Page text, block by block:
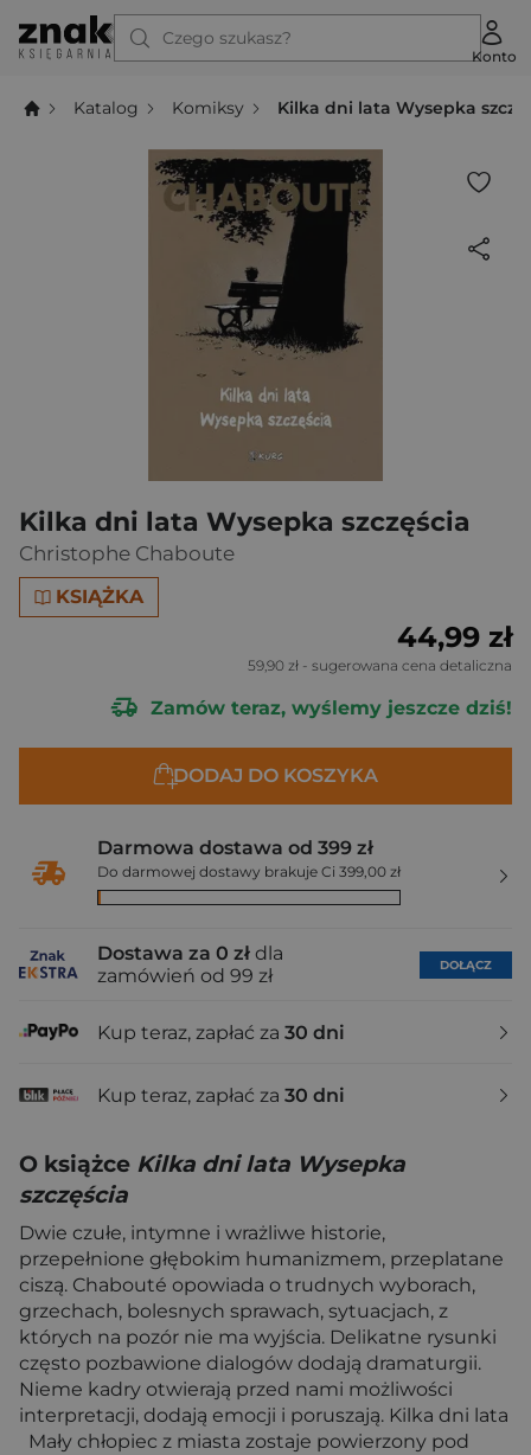
Czego szukasz?
Konto
Katalog Komiksy Kilka dni lata Wysepka
Kilka dni lata Wysepka szczęścia
Christophe Chaboute
KSIĄŻKA
44,99 zł
59,90 zł - sugerowana cena detaliczna
Zamów teraz, wyślemy jeszcze dziś!
DODAJ DO KOSZYKA
Darmowa dostawa od 399 zł
Do darmowej dostawy brakuje Ci 399,00 zł
Dostawa za 0 zł dla
zamówień od 99 zł
DOŁĄCZ
Kup teraz, zapłać za 30 dni
Kup teraz, zapłać za 30 dni
O książce Kilka dni lata Wysepka
szczęścia
Dwie czułe, intymne i wrażliwe historie,
przepełnione głębokim humanizmem, przeplatane
ciszą. Chabouté opowiada o trudnych wyborach,
grzechach, bolesnych sprawach, sytuacjach, z
których na pozór nie ma wyjścia. Delikatne rysunki
często pozbawione dialogów dodają dramaturgii.
Nieme kadry otwierają przed nami możliwości
interpretacji, dodają emocji i poruszają. Kilka dni lata
Mały chłopiec z miasta zostaje powierzony pod